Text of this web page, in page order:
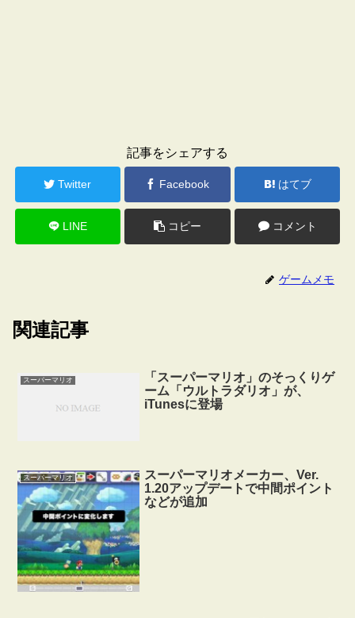
記事をシェアする
Twitter Facebook はてブ
LINE コピー コメント
ゲームメモ
関連記事
スーパーマリオ
「スーパーマリオ」のそっくりゲ
ーム「ウルトラダリオ」が、
iTunesに登場
スーパーマリオ
スーパーマリオメーカー、Ver.
1.20アップデートで中間ポイント
などが追加